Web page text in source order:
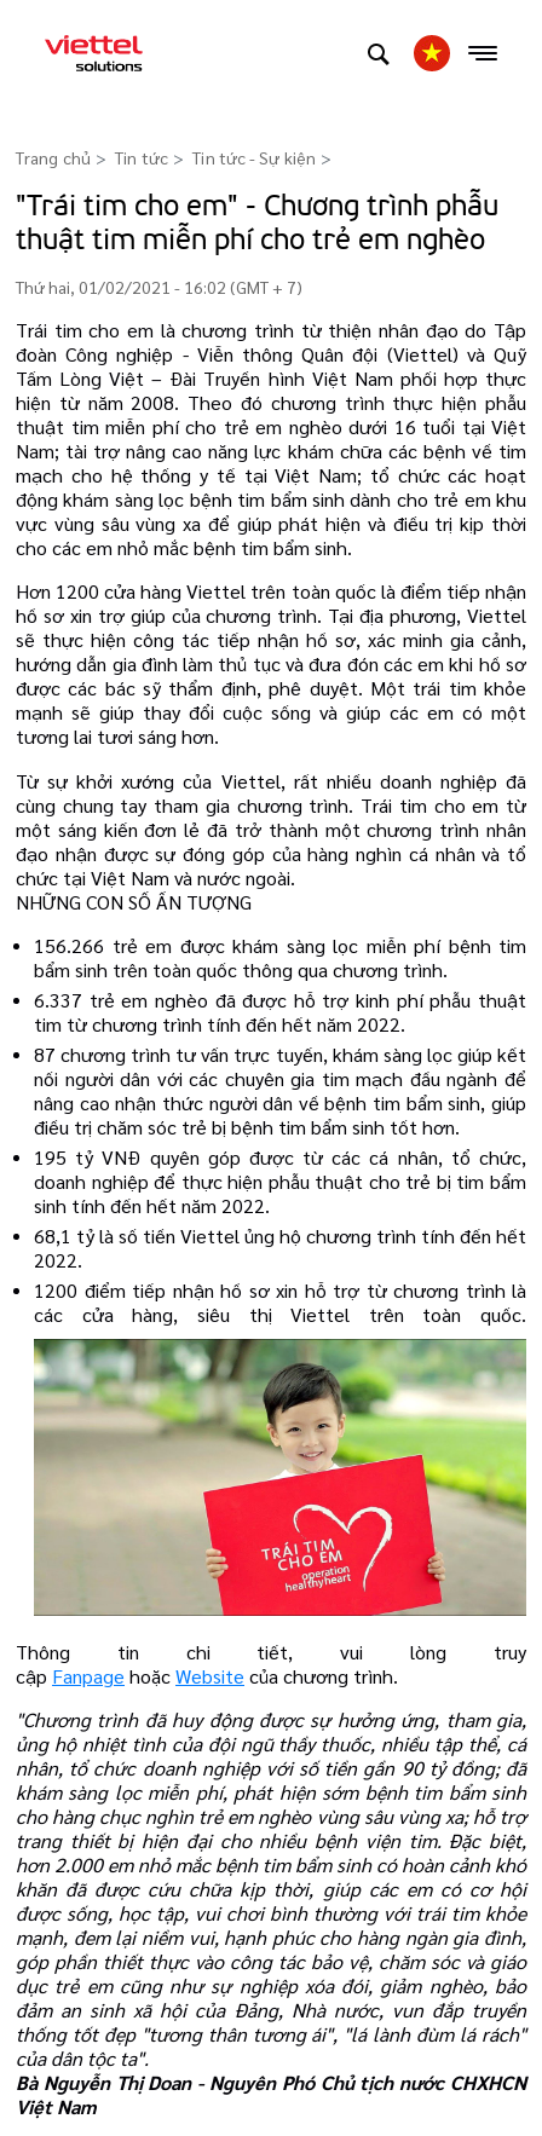
Trang chủ Tin tức Tin tức - Sự kiện >
"Trái tim cho em" - Chương trình phẫu
thuật tim miễn phí cho trẻ em nghèo
Thứ hai, 01/02/2021 - 16:02 (GMT + 7)
Trái tim cho em là chương trình từ thiện nhân đạo do Tập
đoàn Công nghiệp - Viễn thông Quân đội (Viettel) và Quỹ
Tấm Lòng Việt – Đài Truyền hình Việt Nam phối hợp thực
hiện từ năm 2008. Theo đó chương trình thực hiện phẫu
thuật tim miễn phí cho trẻ em nghèo dưới 16 tuổi tại Việt
Nam; tài trợ nâng cao năng lực khám chữa các bệnh về tim
mạch cho hệ thống y tế tại Việt Nam; tổ chức các hoạt
động khám sàng lọc bệnh tim bẩm sinh dành cho trẻ em khu
vực vùng sâu vùng xa để giúp phát hiện và điều trị kịp thời
cho các em nhỏ mắc bệnh tim bẩm sinh.
Hơn 1200 cửa hàng Viettel trên toàn quốc là điểm tiếp nhận
hồ sơ xin trợ giúp của chương trình. Tại địa phương, Viettel
sẽ thực hiện công tác tiếp nhận hồ sơ, xác minh gia cảnh,
hướng dẫn gia đình làm thủ tục và đưa đón các em khi hồ sơ
được các bác sỹ thẩm định, phê duyệt. Một trái tim khỏe
mạnh sẽ giúp thay đổi cuộc sống và giúp các em có một
tương lai tươi sáng hơn.
Từ sự khởi xướng của Viettel, rất nhiều doanh nghiệp đã
cùng chung tay tham gia chương trình. Trái tim cho em từ
một sáng kiến đơn lẻ đã trở thành một chương trình nhân
đạo nhận được sự đóng góp của hàng nghìn cá nhân và tổ
chức tại Việt Nam và nước ngoài.
NHỮNG CON SỐ ẤN TƯỢNG
156.266 trẻ em được khám sàng lọc miễn phí bệnh tim
bẩm sinh trên toàn quốc thông qua chương trình.
6.337 trẻ em nghèo đã được hỗ trợ kinh phí phẫu thuật
tim từ chương trình tính đến hết năm 2022.
87 chương trình tư vấn trực tuyến, khám sàng lọc giúp kết
nối người dân với các chuyên gia tim mạch đầu ngành để
nâng cao nhận thức người dân về bệnh tim bẩm sinh, giúp
điều trị chăm sóc trẻ bị bệnh tim bẩm sinh tốt hơn.
195 tỷ VNĐ quyên góp được từ các cá nhân, tổ chức,
doanh nghiệp để thực hiện phẫu thuật cho trẻ bị tim bẩm
sinh tính đến hết năm 2022.
68,1 tỷ là số tiền Viettel ủng hộ chương trình tính đến hết
2022.
1200 điểm tiếp nhận hồ sơ xin hỗ trợ từ chương trình là
các cửa hàng, siêu thị Viettel trên toàn quốc.
Thông tin chi tiết, vui lòng truy
cập Fanpage hoặcWebsite của chương trình.
"Chương trình đã huy động được sự hưởng ứng, tham gia,
ủng hộ nhiệt tình của đội ngũ thầy thuốc, nhiều tập thể, cá
nhân, tổ chức doanh nghiệp với số tiền gần 90 tỷ đồng; đã
khám sàng lọc miễn phí, phát hiện sớm bệnh tim bẩm sinh
cho hàng chục nghìn trẻ em nghèo vùng sâu vùng xa; hỗ trợ
trang thiết bị hiện đại cho nhiều bệnh viện tim. Đặc biệt,
hơn 2.000 em nhỏ mắc bệnh tim bẩm sinh có hoàn cảnh khó
khăn đã được cứu chữa kịp thời, giúp các em có cơ hội
được sống, học tập, vui chơi bình thường với trái tim khỏe
mạnh, đem lại niềm vui, hạnh phúc cho hàng ngàn gia đình,
góp phần thiết thực vào công tác bảo vệ, chăm sóc và giáo
dục trẻ em cũng như sự nghiệp xóa đói, giảm nghèo, bảo
đảm an sinh xã hội của Đảng, Nhà nước, vun đắp truyền
thống tốt đẹp "tương thân tương ái", "lá lành đùm lá rách"
của dân tộc ta".
Bà Nguyễn Thị Doan - Nguyên Phó Chủ tịch nước CHXHCN
Việt Nam